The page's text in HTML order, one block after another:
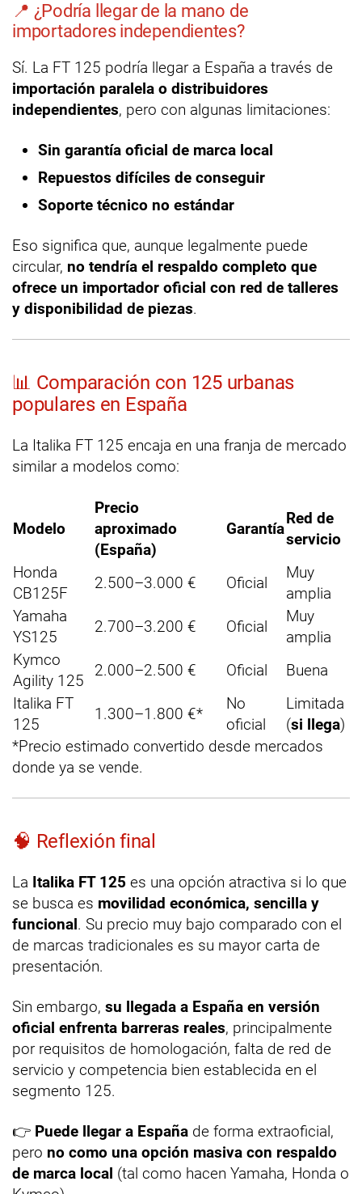
📍 ¿Podría llegar de la mano de
importadores independientes?
Sí. La FT 125 podría llegar a España a través de
importación paralela o distribuidores
independientes, pero con algunas limitaciones:
Sin garantía oficial de marca local
Repuestos difíciles de conseguir
Soporte técnico no estándar
Eso significa que, aunque legalmente puede
circular, no tendría el respaldo completo que
ofrece un importador oficial con red de talleres
y disponibilidad de piezas.
📊 Comparación con 125 urbanas
populares en España
La Italika FT 125 encaja en una franja de mercado
similar a modelos como:
Modelo
Precio
aproximado
(España)
Garantía
Red de
servicio
Honda
CB125F
2.500–3.000 € Oficial
Muy
amplia
Yamaha
YS125
2.700–3.200 € Oficial
Muy
amplia
Kymco
Agility 125
2.000–2.500 € Oficial
Buena
Italika FT
125
1.300–1.800 €*
No
oficial
Limitada
(si llega)
*Precio estimado convertido desde mercados
donde ya se vende.
🧠 Reflexión final
La Italika FT 125 es una opción atractiva si lo que
se busca es movilidad económica, sencilla y
funcional. Su precio muy bajo comparado con el
de marcas tradicionales es su mayor carta de
presentación.
Sin embargo, su llegada a España en versión
oficial enfrenta barreras reales, principalmente
por requisitos de homologación, falta de red de
servicio y competencia bien establecida en el
segmento 125.
👉 Puede llegar a España de forma extraoficial,
pero no como una opción masiva con respaldo
de marca local (tal como hacen Yamaha, Honda o